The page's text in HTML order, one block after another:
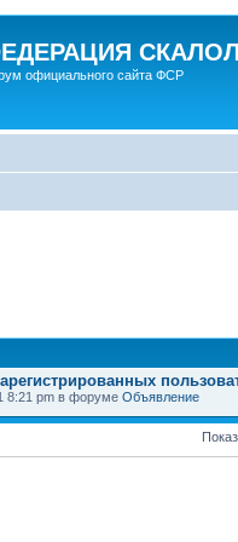
официального сайта ФСР
8:21 pm в форуме Объявление